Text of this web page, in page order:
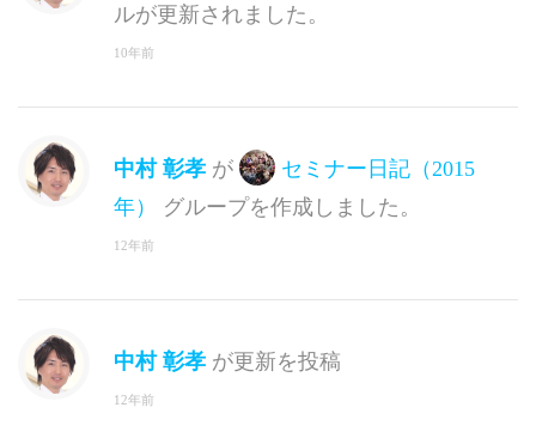
ルが更新されました。
10年前
中村 彰孝 が
セミナー日記（2015
年）
グループを作成しました。
12年前
中村 彰孝 が更新を投稿
12年前